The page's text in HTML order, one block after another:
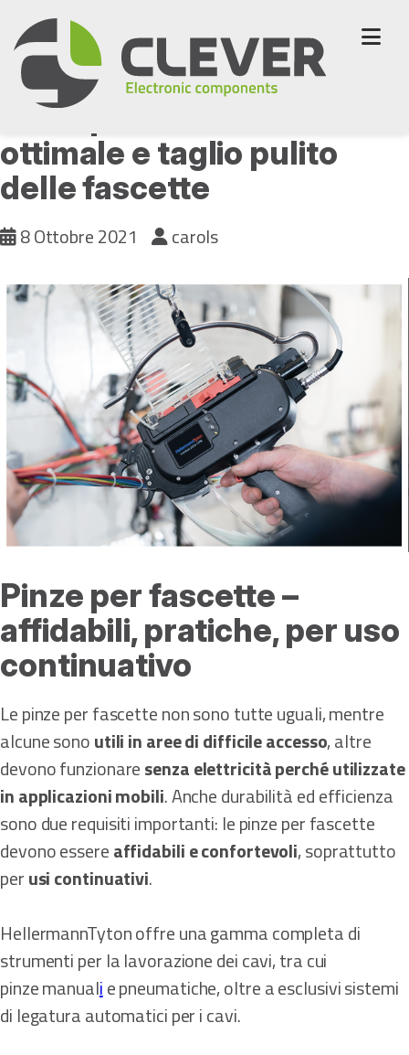
to
content
Pinze per tensionamento
ottimale e taglio pulito
delle fascette
8 Ottobre 2021 carols
Pinze per fascette –
affidabili, pratiche, per uso
continuativo
Le pinze per fascette non sono tutte uguali, mentre
alcune sonoutili in aree di difficile accesso, altre
devono funzionaresenza elettricità perché utilizzate
in applicazioni mobili. Anche durabilità ed efficienza
sono due requisiti importanti: le pinze per fascette
devono essereaffidabili e confortevoli, soprattutto
perusi continuativi.
HellermannTyton offre una gamma completa di
strumenti per la lavorazione dei cavi, tra cui
pinze manualie pneumatiche, oltre a esclusivi sistemi
di legatura automatici per i cavi.